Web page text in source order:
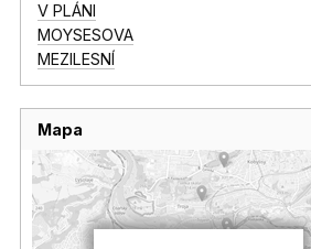
V PLÁNI
MOYSESOVA
MEZILESNÍ
Mapa